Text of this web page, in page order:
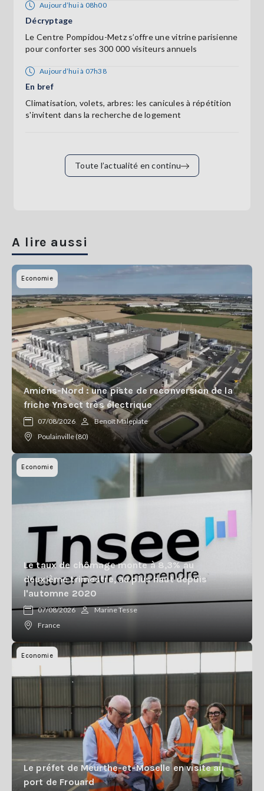
Aujourd’hui à 08h00
Décryptage
Le Centre Pompidou-Metz s’offre une vitrine parisienne
pour conforter ses 300 000 visiteurs annuels
Aujourd’hui à 07h38
En bref
Climatisation, volets, arbres: les canicules à répétition
s'invitent dans la recherche de logement
Toute l’actualité en continu
A lire aussi
Economie
Amiens-Nord : une piste de reconversion de la
friche Ynsect très électrique
07/08/2026
Benoît Maleplate
Poulainville (80)
Economie
Le taux de chômage monte à 8,3% au
deuxième trimestre, au plus haut depuis
l'automne 2020
07/08/2026
Marine Tesse
France
Economie
Le préfet de Meurthe-et-Moselle en visite au
port de Frouard